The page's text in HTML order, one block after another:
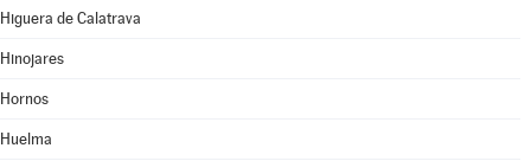
Higuera de Calatrava
Hinojares
Hornos
Huelma